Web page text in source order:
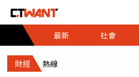
最新
社會
財經 熱線